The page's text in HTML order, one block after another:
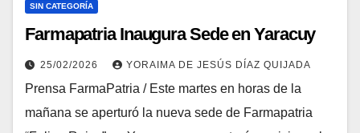
SIN CATEGORÍA
Farmapatria Inaugura Sede en Yaracuy
25/02/2026 YORAIMA DE JESÚS DÍAZ QUIJADA
Prensa FarmaPatria / Este martes en horas de la
mañana se aperturó la nueva sede de Farmapatria